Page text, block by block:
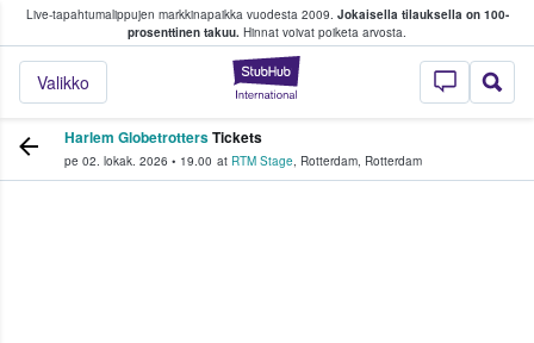
Live-tapahtumalippujen markkinapaikka vuodesta 2009. Jokaisella tilauksella on 100-
prosenttinen takuu. Hinnat voivat poiketa arvosta.
StubHub -
Valikko
fanit ostavat ja myyvät lippuja
Harlem GlobetrottersTickets
pe 02. lokak. 2026 • 19.00 at RTM Stage, Rotterdam, Rotterdam